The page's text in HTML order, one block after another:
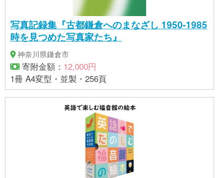
写真記録集『古都鎌倉へのまなざし 1950-1985
時を見つめた写真家たち』
神奈川県鎌倉市
寄附金額： 12,000円
1冊 A4変型・並製・256頁